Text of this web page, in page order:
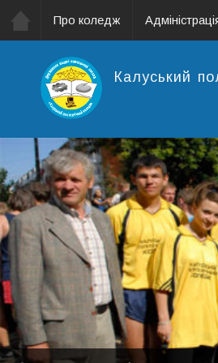
Про коледж
Калуський